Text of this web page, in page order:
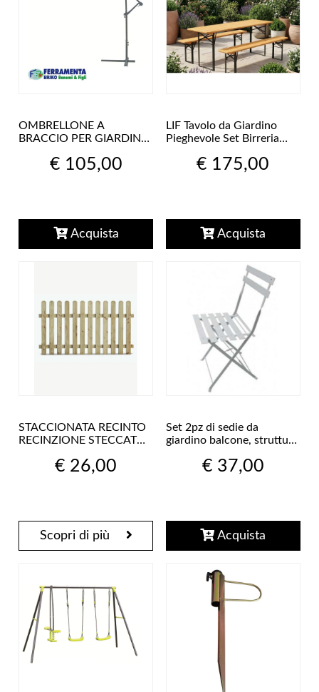
OMBRELLONE A
BRACCIO PER GIARDINO
ESTERNO IN FERRO
€ 105,00
Acquista
LIF Tavolo da Giardino
Pieghevole Set Birreria
cm Legno€ 175,00
Acquista
STACCIONATA RECINTO
RECINZIONE STECCATO
IMPREGNATO 180X80
€ 26,00
Scopri di più
Set 2pz di sedie da
giardino balcone, struttura
bianco ), misure 42x48x80
€ 37,00
Acquista